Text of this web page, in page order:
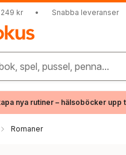
kr • Snabba leveranser
spel, pussel, penna...
nya rutiner – hälsoböcker upp
Romaner